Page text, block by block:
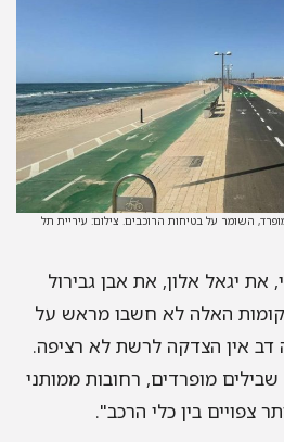
השומר על בטיחות הרוכבים. צילום: עיריית תל
את יגאל אלון, את אבן גבירול
האלה לא חשבו מראש על
דב אין הצדקה לרשת לא רציפה.
מופרדים, רחובות ממותני
צפויים בין כלי הרכב".